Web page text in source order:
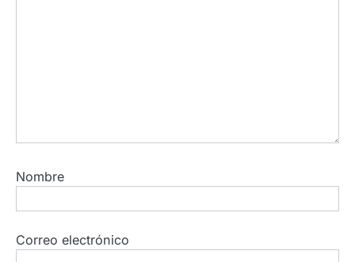
Nombre
Correo electrónico